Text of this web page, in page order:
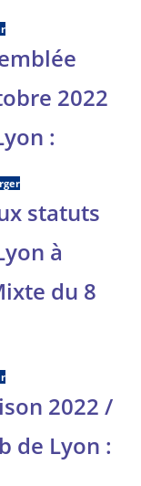
2022
:
statuts
à
du 8
2022 /
de Lyon :